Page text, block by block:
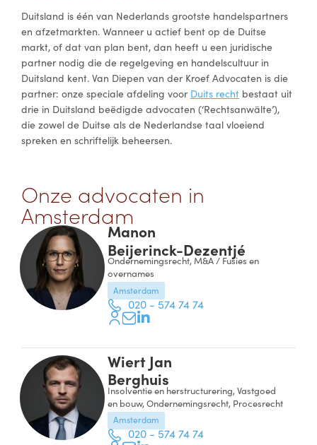
Duitsland is één van Nederlands grootste handelspartners
en afzetmarkten. Wanneer u actief bent op de Duitse
markt, of dat van plan bent, dan heeft u een juridische
partner nodig die de regelgeving en handelscultuur in
Duitsland kent. Van Diepen van der Kroef Advocaten is die
partner: onze speciale afdeling voor Duits recht bestaat uit
drie in Duitsland beëdigde advocaten (‘Rechtsanwälte’),
die zowel de Duitse als de Nederlandse taal vloeiend
spreken en schriftelijk beheersen.
Onze advocaten in
Amsterdam
Manon
Beijerinck-Dezentjé
Ondernemingsrecht, M&A / Fusies en
overnames
Amsterdam
020 - 574 74 74
Wiert Jan
Berghuis
Insolventie en herstructurering, Vastgoed
en bouw, Ondernemingsrecht, Procesrecht
Amsterdam
020 - 574 74 74